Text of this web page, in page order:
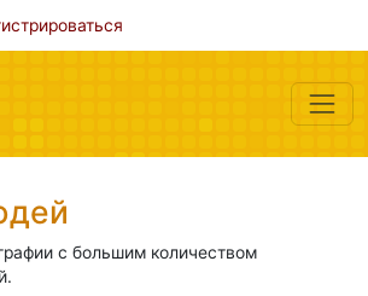
с большим количеством